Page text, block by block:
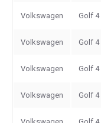
Volkswagen Golf 4
Volkswagen Golf 4
Volkswagen Golf 4
Volkswagen Golf 4